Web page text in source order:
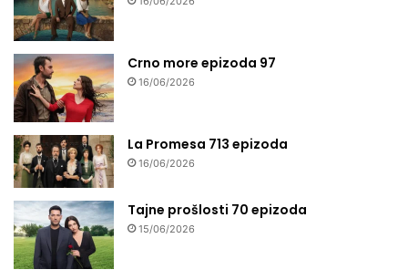
Crno more epizoda 97
16/06/2026
La Promesa 713 epizoda
16/06/2026
Tajne prošlosti 70 epizoda
15/06/2026